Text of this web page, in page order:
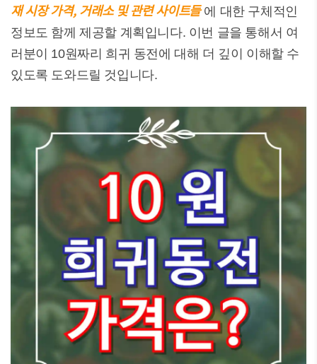
재 시장 가격, 거래소 및 관련 사이트들 에 대한 구체적인
정보도 함께 제공할 계획입니다. 이번 글을 통해서 여
러분이 10원짜리 희귀 동전에 대해 더 깊이 이해할 수
있도록 도와드릴 것입니다.